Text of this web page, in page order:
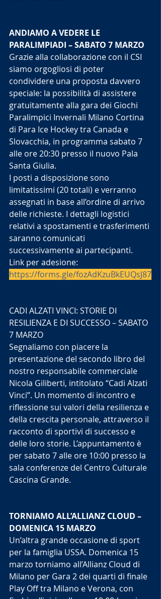
ANDIAMO A VEDERE LE
PARALIMPIADI – SABATO 7 MARZO
Grazie alla collaborazione con il CSI
siamo orgogliosi di poter
condividere una proposta davvero
speciale: la possibilità di assistere
gratuitamente alla gara dei Giochi
Paralimpici Invernali Milano Cortina
di Para Ice Hockey tra Canada e
Slovacchia, in programma sabato 7
alle ore 20:30 presso il nuovo Pala
Santa Giulia.
I posti a disposizione sono
limitatissimi (20 totali) e verranno
assegnati in base all’ordine di arrivo
delle richieste. I dettagli logistici
relativi a spostamenti e trasferimenti
saranno comunicati
successivamente ai partecipanti.
Link per adesione:
https://forms.gle/fozAdKzuBkEUQsJ87
CADI ALZATI VINCI: STORIE DI
RESILIENZA E DI SUCCESSO – SABATO
7 MARZO
Segnaliamo con piacere la
presentazione del secondo libro del
nostro responsabile commerciale
Nicola Giliberti, intitolato “Cadi Alzati
Vinci”. Un momento di incontro e
riflessione sui valori della resilienza e
della crescita personale, attraverso il
racconto di sportivi di successo e
delle loro storie. L’appuntamento è
per sabato 7 alle ore 10:00 presso la
sala conferenze del Centro Culturale
Cascina Grande.
TORNIAMO ALL’ALLIANZ CLOUD –
DOMENICA 15 MARZO
Un’altra grande occasione di sport
per la famiglia USSA. Domenica 15
marzo torniamo all’Allianz Cloud di
Milano per Gara 2 dei quarti di finale
Play Off tra Milano e Verona, con